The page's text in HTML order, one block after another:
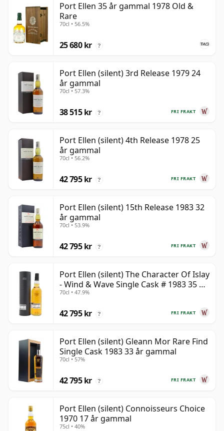
Port Ellen 35 år gammal 1978 Old &
Rare
70cl • 56.5%
25 680 kr ?
Port Ellen (silent) 3rd Release 1979 24
år gammal
70cl • 57.3%
FRI FRAKT
38 515 kr ?
Port Ellen (silent) 4th Release 1978 25
år gammal
70cl • 56.2%
FRI FRAKT
42 795 kr ?
Port Ellen (silent) 15th Release 1983 32
år gammal
70cl • 53.9%
FRI FRAKT
42 795 kr ?
Port Ellen (silent) The Character Of Islay
- Wind & Wave Single Cask # 1983 35 år
gammal
70cl • 47.9%
FRI FRAKT
42 795 kr ?
Port Ellen (silent) Gleann Mor Rare Find
Single Cask 1983 33 år gammal
70cl • 57%
FRI FRAKT
42 795 kr ?
Port Ellen (silent) Connoisseurs Choice
1970 17 år gammal
75cl • 40%